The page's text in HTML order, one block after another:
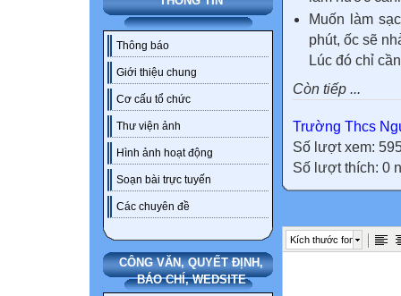
Thông báo
Giới thiệu chung
Cơ cấu tổ chức
Thư viện ảnh
Hình ảnh hoạt động
Soạn bài trực tuyến
Các chuyên đề
CÔNG VĂN, QUYẾT ĐỊNH,
BÁO CHÍ, WEDSITE
Muốn làm
phút, ốc sẽ
Lúc đó chỉ
Còn tiếp ...
Trường Thcs
Số lượt xem:
Số lượt thích: 0
Kích thước font